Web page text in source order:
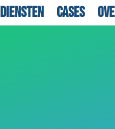
Diensten Cases